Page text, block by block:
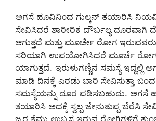
ಅಗಸೆ ಹೂವಿನಿಂದ ಗುಲ್ಕನ್ ತಯಾರಿಸಿ
ಸೇವಿಸಿದರೆ ಶಾರೀರಿಕ ದೌರ್ಬಲ್ಯ ದೂರವಾಗಿ
ಆಗುತ್ತದೆ ಮತ್ತು ಮೂರ್ಚೇ ರೋಗ ಇರುವವರು
ಸರಿಯಾಗಿ ಉಪಯೋಗಿಸಿದರೆ ಮೂರ್ಚೆ ರೋಗ
ಯಾಗುತ್ತದೆ. ಇರುಳುಗಣ್ಣಿನ ಸಮಸ್ಯೆ ಇದ್ದಲ್ಲಿ
ಮಾಡಿ ದಿನಕ್ಕೆ ಎರಡು ಬಾರಿ ಸೇವಿಸುತ್ತಾ
ಸಮಸ್ಯೆಯನ್ನು ದೂರ ಪಡಿಸಬಹುದು.
ತಯಾರಿಸಿ ಅದಕ್ಕೆ ಸ್ವಲ್ಪ ಜೇನುತುಪ್ಪ ಬೆರೆಸಿ